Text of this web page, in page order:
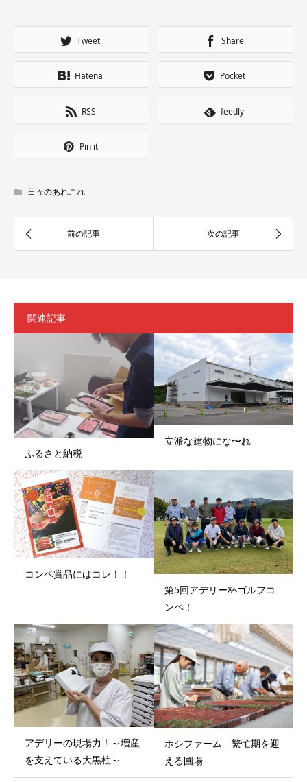
Tweet Share
Hatena Pocket
RSS feedly
Pin it
日々のあれこれ
関連記事
ふるさと納税
立派な建物にな〜れ
コンペ賞品にはコレ！！
第5回アデリー杯ゴルフコ
ンペ！
アデリーの現場力！～増産
を支えている大黒柱～
ホシファーム 繁忙期を迎
える圃場